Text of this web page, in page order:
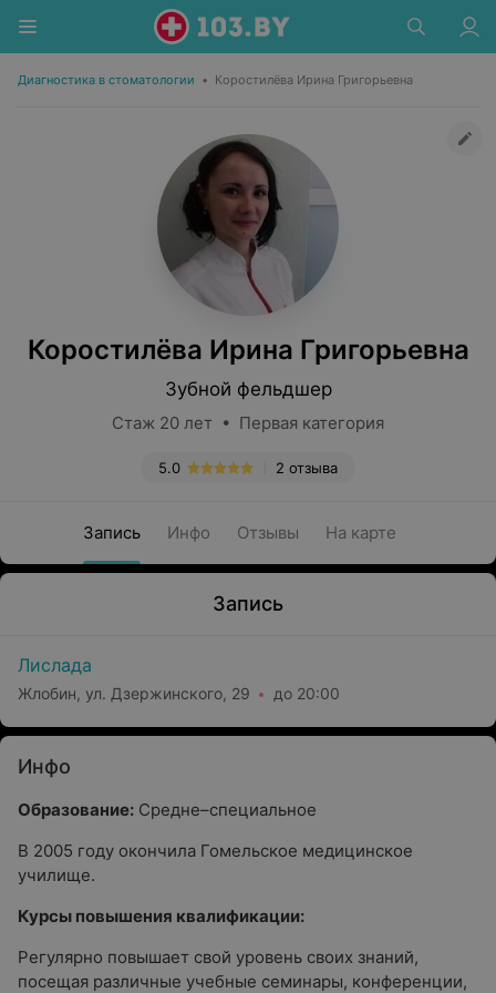
Диагностика в стоматологии • Коростилёва Ирина Григорьевна
Коростилёва Ирина Григорьевна
Зубной фельдшер
Стаж 20 лет • Первая категория
2 отзыва
5.0
Запись Инфо Отзывы На карте
Запись
Лислада
Жлобин, ул. Дзержинского, 29 до 20:00
Инфо
Образование: Средне–специальное
В 2005 году окончила Гомельское медицинское
училище.
Курсы повышения квалификации:
Регулярно повышает свой уровень своих знаний,
посещая различные учебные семинары, конференции,